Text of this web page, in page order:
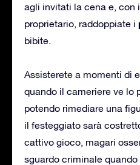
agli invitati la cena e, con
proprietario, raddoppiate i
bibite.
Assisterete a momenti di
quando il cameriere ve lo
potendo rimediare una
il festeggiato sarà
cattivo gioco, magari
sguardo criminale